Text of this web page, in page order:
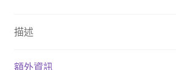
描述
額外資訊